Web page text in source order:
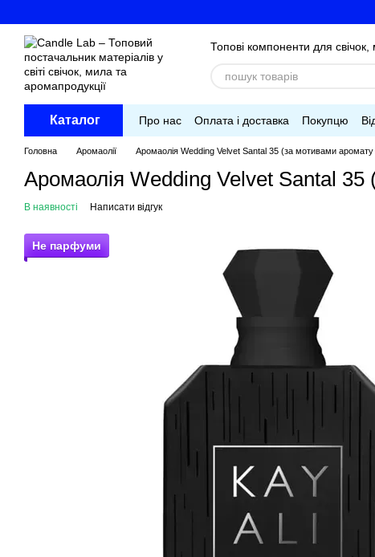
Топові компоненти для
Каталог Про нас Оплата і доставка Покупцю
Головна Аромаолії Аромаолія Wedding Velvet Santal 35 (за мотивами аромату
Аромаолія Wedding Velvet Santal
В наявності Написати відгук
Не парфуми